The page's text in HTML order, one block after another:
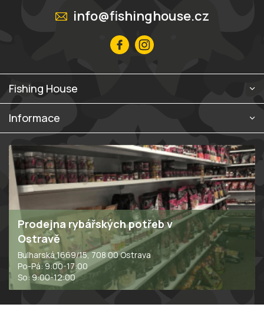
info@fishinghouse.cz
Fishing House
Informace
Prodejna rybářských potřeb v
Ostravě
Bulharská 1669/15, 708 00 Ostrava
Po-Pá: 9:00-17:00
So: 9:00-12:00